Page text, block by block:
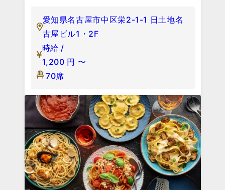
愛知県名古屋市中区栄2-1-1 日土地名
古屋ビル1・2F
時給 /
1,200 円 〜
70席